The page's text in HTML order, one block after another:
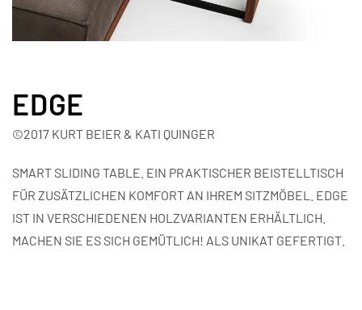
EDGE
©2017 KURT BEIER & KATI QUINGER
SMART SLIDING TABLE. EIN PRAKTISCHER BEISTELLTISCH
FÜR ZUSÄTZLICHEN KOMFORT AN IHREM SITZMÖBEL. EDGE
IST IN VERSCHIEDENEN HOLZVARIANTEN ERHÄLTLICH.
MACHEN SIE ES SICH GEMÜTLICH! ALS UNIKAT GEFERTIGT.